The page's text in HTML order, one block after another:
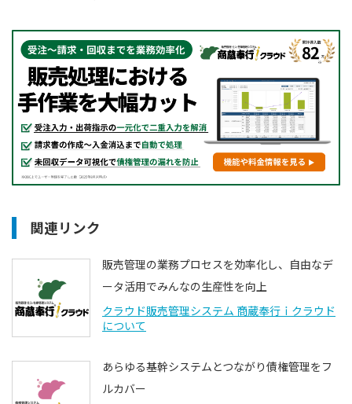
関連リンク
販売管理の業務プロセスを効率化し、自由なデ
ータ活用でみんなの生産性を向上
クラウド販売管理システム 商蔵奉行ｉクラウド
について
あらゆる基幹システムとつながり債権管理をフ
ルカバー